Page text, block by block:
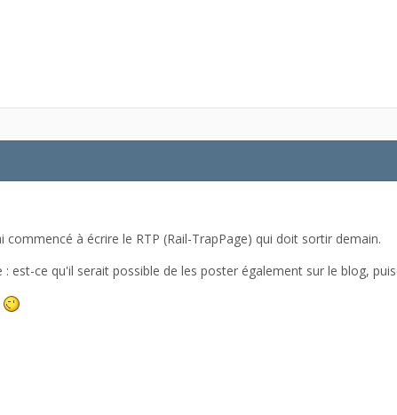
à écrire le RTP (Rail-TrapPage) qui doit sortir demain.
: est-ce qu'il serait possible de les poster également sur le blog,